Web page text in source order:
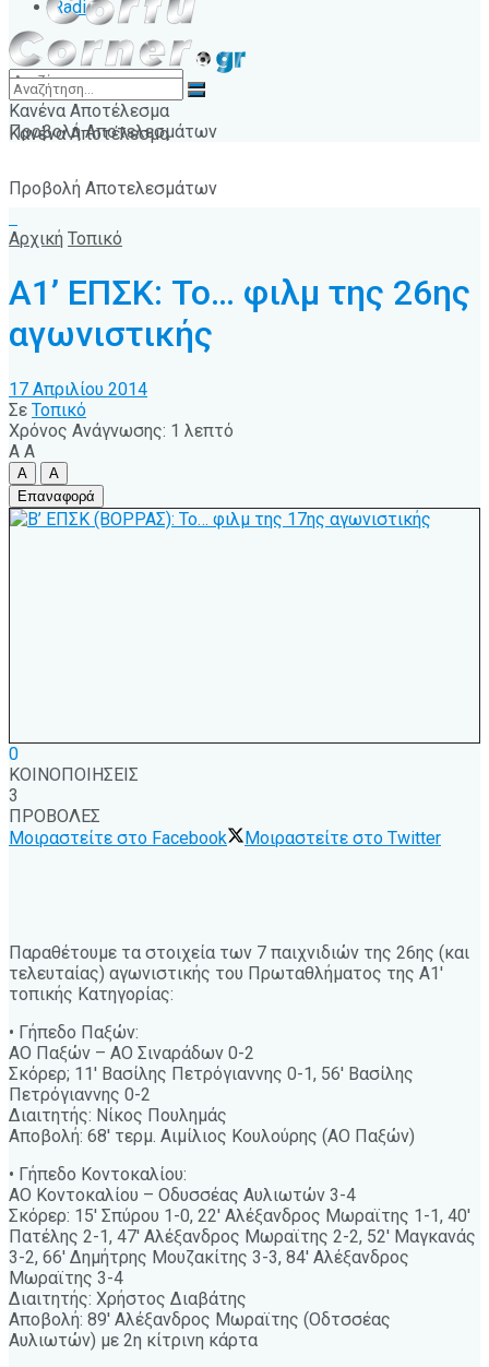
Radio
Κανένα Αποτέλεσμα
Προβολή Αποτελεσμάτων
Κανένα Αποτέλεσμα
Προβολή Αποτελεσμάτων
Αρχική Τοπικό
Α1’ ΕΠΣΚ: Το… φιλμ της 26ης
αγωνιστικής
17 Απριλίου 2014
Σε Τοπικό
Χρόνος Ανάγνωσης: 1 λεπτό
A A
A
A
Επαναφορά
0
ΚΟΙΝΟΠΟΙΗΣΕΙΣ
3
ΠΡΟΒΟΛΕΣ
Μοιραστείτε στο Facebook
Μοιραστείτε στο Twitter
Παραθέτουμε τα στοιχεία των 7 παιχνιδιών της 26ης (και
τελευταίας) αγωνιστικής του Πρωταθλήματος της Α1′
τοπικής Κατηγορίας:
• Γήπεδο Παξών:
ΑΟ Παξών – ΑΟ Σιναράδων 0-2
Σκόρερ; 11′ Βασίλης Πετρόγιαννης 0-1, 56′ Βασίλης
Πετρόγιαννης 0-2
Διαιτητής: Νίκος Πουλημάς
Αποβολή: 68′ τερμ. Αιμίλιος Κουλούρης (ΑΟ Παξών)
• Γήπεδο Κοντοκαλίου:
ΑΟ Κοντοκαλίου – Οδυσσέας Αυλιωτών 3-4
Σκόρερ: 15′ Σπύρου 1-0, 22′ Αλέξανδρος Μωραϊτης 1-1, 40′
Πατέλης 2-1, 47′ Αλέξανδρος Μωραϊτης 2-2, 52′ Μαγκανάς
3-2, 66′ Δημήτρης Μουζακίτης 3-3, 84′ Αλέξανδρος
Μωραϊτης 3-4
Διαιτητής: Χρήστος Διαβάτης
Αποβολή: 89′ Αλέξανδρος Μωραϊτης (Οδτσσέας
Αυλιωτών) με 2η κίτρινη κάρτα